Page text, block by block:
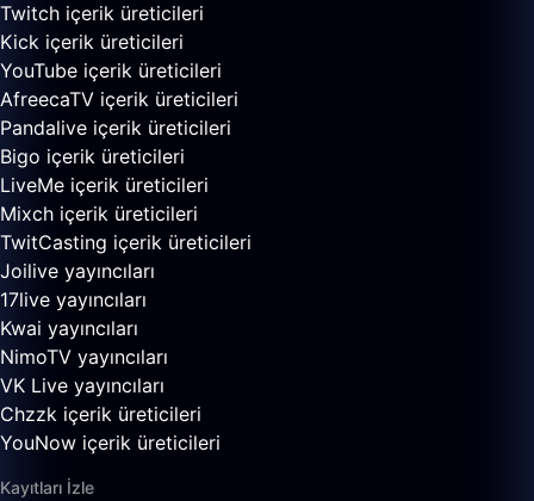
Twitch içerik üreticileri
Kick içerik üreticileri
YouTube içerik üreticileri
AfreecaTV içerik üreticileri
Pandalive içerik üreticileri
Bigo içerik üreticileri
LiveMe içerik üreticileri
Mixch içerik üreticileri
TwitCasting içerik üreticileri
Joilive yayıncıları
17live yayıncıları
Kwai yayıncıları
NimoTV yayıncıları
VK Live yayıncıları
Chzzk içerik üreticileri
YouNow içerik üreticileri
Kayıtları İzle